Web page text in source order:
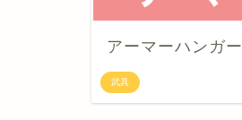
武具
アーマーハンガー